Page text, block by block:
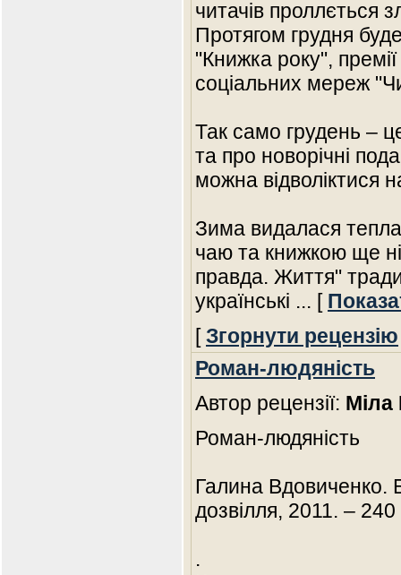
читачів проллється
Протягом грудня
"Книжка року",
соціальних мереж
Так само грудень –
та про новорічні
можна відволіктися
Зима видалася
чаю та книжкою ще
правда. Життя"
українські ... [
[Згорнути рецензію
Роман-людяність
Автор рецензії: Міла
Роман-людяність
Галина Вдовиченко.
дозвілля, 2011. – 240
.